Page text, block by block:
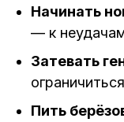
Начинать
— к
Затевать
Пить